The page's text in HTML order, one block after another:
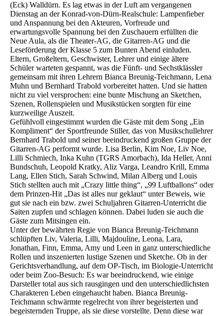
(Eck) Walldürn. Es lag etwas in der Luft am vergangenen
Dienstag an der Konrad-von-Dürn-Realschule: Lampenfieber
und Anspannung bei den Akteuren, Vorfreude und
erwartungsvolle Spannung bei den Zuschauern erfüllten die
Neue Aula, als die Theater-AG, die Gitarren-AG und die
Leseförderung der Klasse 5 zum Bunten Abend einluden.
Eltern, Großeltern, Geschwister, Lehrer und einige ältere
Schüler warteten gespannt, was die Fünft- und Sechstklässler
gemeinsam mit ihren Lehrern Bianca Breunig-Teichmann, Lena
Muhn und Bernhard Trabold vorbereitet hatten. Und sie hatten
nicht zu viel versprochen: eine bunte Mischung an Sketchen,
Szenen, Rollenspielen und Musikstücken sorgten für eine
kurzweilige Auszeit.
Gefühlvoll eingestimmt wurden die Gäste mit dem Song „Ein
Kompliment“ der Sportfreunde Stiller, das von Musikschullehrer
Bernhard Trabold und seiner beeindruckend großen Gruppe der
Gitarren-AG performt wurde. Lisa Berlin, Kim Noe, Liv Noe,
Lilli Schmiech, Inka Kuhn (TGRS Amorbach), Ida Heller, Anni
Bundschuh, Leopold Kratky, Aliz Varga, Leandro Krill, Emma
Lang, Ellen Stich, Sarah Schwind, Milan Alberg und Louis
Stich stellten auch mit „Crazy little thing“, „99 Luftballons“ oder
dem Prinzen-Hit „Das ist alles nur geklaut“ unter Beweis, wie
gut sie nach ein bzw. zwei Schuljahren Gitarren-Unterricht die
Saiten zupfen und schlagen können. Dabei luden sie auch die
Gäste zum Mitsingen ein.
Unter der bewährten Regie von Bianca Breunig-Teichmann
schlüpften Liv, Valeria, Lilli, Majdouline, Leona, Lara,
Jonathan, Finn, Emma, Amy und Leen in ganz unterschiedliche
Rollen und inszenierten lustige Szenen und Sketche. Ob in der
Gerichtsverhandlung, auf dem OP-Tisch, im Biologie-Unterricht
oder beim Zoo-Besuch: Es war beeindruckend, wie einige
Darsteller total aus sich rausgingen und den unterschiedlichsten
Charakteren Leben eingehaucht haben. Bianca Breunig-
Teichmann schwärmte regelrecht von ihrer begeisterten und
begeisternden Truppe, als sie diese vorstellte. Denn diese war